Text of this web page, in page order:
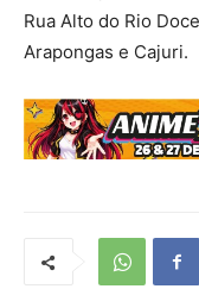
Rua Alto do Rio
Arapongas e Cajuri.